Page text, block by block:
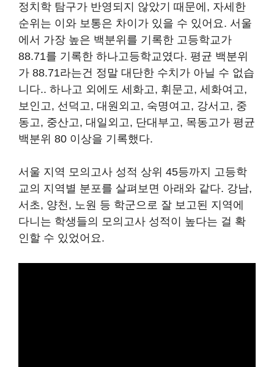
정치학 탐구가 반영되지 않았기 때문에, 자세한
순위는 이와 보통은 차이가 있을 수 있어요. 서울
에서 가장 높은 백분위를 기록한 고등학교가
88.71를 기록한 하나고등학교였다. 평균 백분위
가 88.71라는건 정말 대단한 수치가 아닐 수 없습
니다.. 하나고 외에도 세화고, 휘문고, 세화여고,
보인고, 선덕고, 대원외고, 숙명여고, 강서고, 중
동고, 중산고, 대일외고, 단대부고, 목동고가 평균
백분위 80 이상을 기록했다.
서울 지역 모의고사 성적 상위 45등까지 고등학
교의 지역별 분포를 살펴보면 아래와 같다. 강남,
서초, 양천, 노원 등 학군으로 잘 보고된 지역에
다니는 학생들의 모의고사 성적이 높다는 걸 확
인할 수 있었어요.